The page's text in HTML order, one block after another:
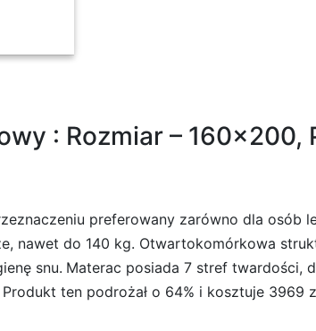
: Rozmiar –
preferowany zarówno dla osób
nawet do 140 kg. Otwartokomórkowa
snu. Materac posiada 7 stref twardości,
ten podrożał o 64% i kosztuje 3969